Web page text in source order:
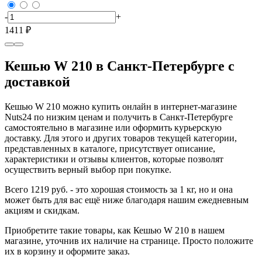
-
+
1411 ₽
Кешью W 210 в Санкт-Петербурге с
доставкой
Кешью W 210 можно купить онлайн в интернет-магазине
Nuts24 по низким ценам и получить в Санкт-Петербурге
самостоятельно в магазине или оформить курьерскую
доставку. Для этого и других товаров текущей категории,
представленных в каталоге, присутствует описание,
характеристики и отзывы клиентов, которые позволят
осуществить верный выбор при покупке.
Всего 1219 руб. - это хорошая стоимость за 1 кг, но и она
может быть для вас ещё ниже благодаря нашим ежедневным
акциям и скидкам.
Приобретите такие товары, как Кешью W 210 в нашем
магазине, уточнив их наличие на странице. Просто положите
их в корзину и оформите заказ.